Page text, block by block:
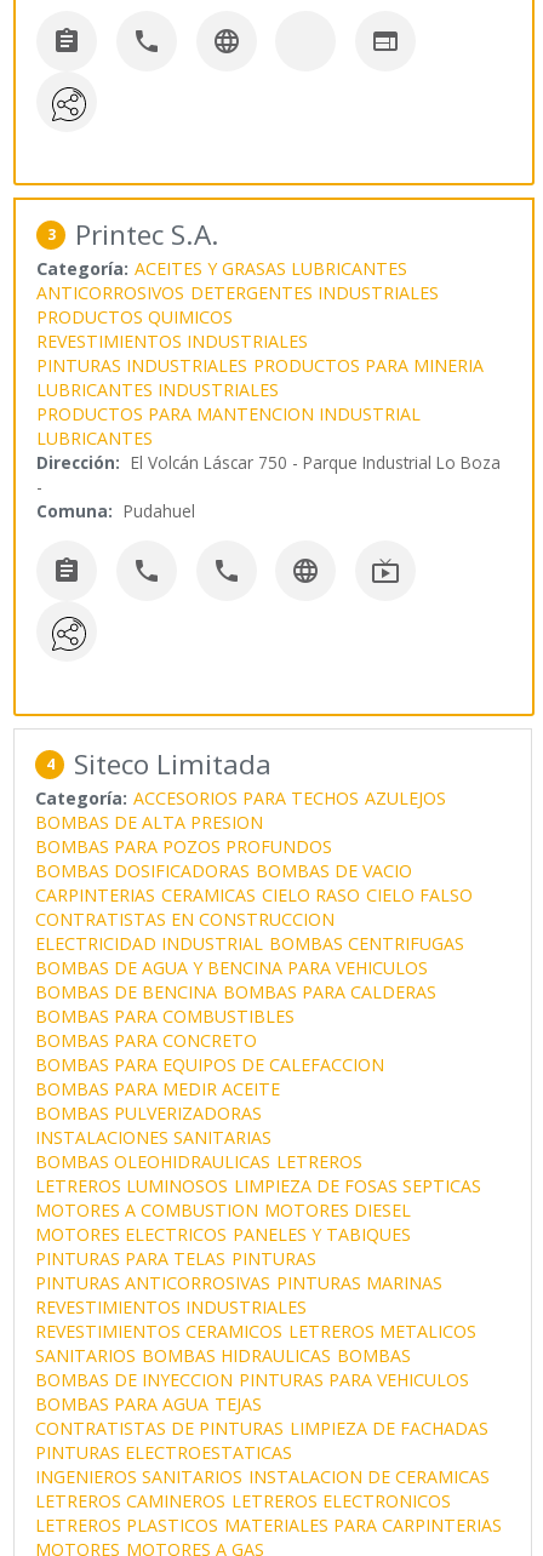
   
3 Printec S.A.
Categoría: ACEITES Y GRASAS LUBRICANTES
ANTICORROSIVOS DETERGENTES INDUSTRIALES
PRODUCTOS QUIMICOS
REVESTIMIENTOS INDUSTRIALES
PINTURAS INDUSTRIALES PRODUCTOS PARA MINERIA
LUBRICANTES INDUSTRIALES
PRODUCTOS PARA MANTENCION INDUSTRIAL
LUBRICANTES
Dirección: El Volcán Láscar 750 - Parque Industrial Lo Boza
-
Comuna: Pudahuel
    
4 Siteco Limitada
Categoría: ACCESORIOS PARA TECHOS AZULEJOS
BOMBAS DE ALTA PRESION
BOMBAS PARA POZOS PROFUNDOS
BOMBAS DOSIFICADORAS BOMBAS DE VACIO
CARPINTERIAS CERAMICAS CIELO RASO CIELO FALSO
CONTRATISTAS EN CONSTRUCCION
ELECTRICIDAD INDUSTRIAL BOMBAS CENTRIFUGAS
BOMBAS DE AGUA Y BENCINA PARA VEHICULOS
BOMBAS DE BENCINA BOMBAS PARA CALDERAS
BOMBAS PARA COMBUSTIBLES
BOMBAS PARA CONCRETO
BOMBAS PARA EQUIPOS DE CALEFACCION
BOMBAS PARA MEDIR ACEITE
BOMBAS PULVERIZADORAS
INSTALACIONES SANITARIAS
BOMBAS OLEOHIDRAULICAS LETREROS
LETREROS LUMINOSOS LIMPIEZA DE FOSAS SEPTICAS
MOTORES A COMBUSTION MOTORES DIESEL
MOTORES ELECTRICOS PANELES Y TABIQUES
PINTURAS PARA TELAS PINTURAS
PINTURAS ANTICORROSIVAS PINTURAS MARINAS
REVESTIMIENTOS INDUSTRIALES
REVESTIMIENTOS CERAMICOS LETREROS METALICOS
SANITARIOS BOMBAS HIDRAULICAS BOMBAS
BOMBAS DE INYECCION PINTURAS PARA VEHICULOS
BOMBAS PARA AGUA TEJAS
CONTRATISTAS DE PINTURAS LIMPIEZA DE FACHADAS
PINTURAS ELECTROESTATICAS
INGENIEROS SANITARIOS INSTALACION DE CERAMICAS
LETREROS CAMINEROS LETREROS ELECTRONICOS
LETREROS PLASTICOS MATERIALES PARA CARPINTERIAS
MOTORES MOTORES A GAS